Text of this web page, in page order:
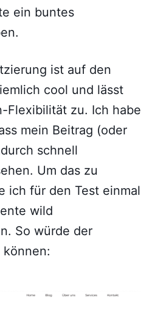
ein buntes
ist auf den
cool und lässt
Flexibilität zu. Ich habe
mein Beitrag (oder
schnell
Um das zu
ich für den Test einmal
wild
So würde der
können: